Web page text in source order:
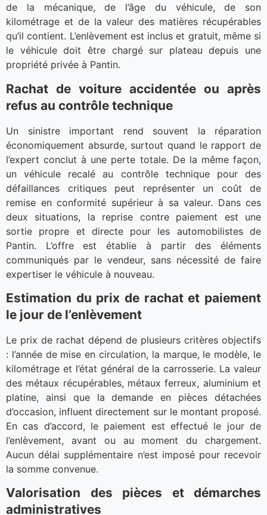
de la mécanique, de l’âge du véhicule, de son
kilométrage et de la valeur des matières récupérables
qu’il contient. L’enlèvement est inclus et gratuit, même si
le véhicule doit être chargé sur plateau depuis une
propriété privée à Pantin.
Rachat de voiture accidentée ou après
refus au contrôle technique
Un sinistre important rend souvent la réparation
économiquement absurde, surtout quand le rapport de
l’expert conclut à une perte totale. De la même façon,
un véhicule recalé au contrôle technique pour des
défaillances critiques peut représenter un coût de
remise en conformité supérieur à sa valeur. Dans ces
deux situations, la reprise contre paiement est une
sortie propre et directe pour les automobilistes de
Pantin. L’offre est établie à partir des éléments
communiqués par le vendeur, sans nécessité de faire
expertiser le véhicule à nouveau.
Estimation du prix de rachat et paiement
le jour de l’enlèvement
Le prix de rachat dépend de plusieurs critères objectifs
: l’année de mise en circulation, la marque, le modèle, le
kilométrage et l’état général de la carrosserie. La valeur
des métaux récupérables, métaux ferreux, aluminium et
platine, ainsi que la demande en pièces détachées
d’occasion, influent directement sur le montant proposé.
En cas d’accord, le paiement est effectué le jour de
l’enlèvement, avant ou au moment du chargement.
Aucun délai supplémentaire n’est imposé pour recevoir
la somme convenue.
Valorisation des pièces et démarches
administratives